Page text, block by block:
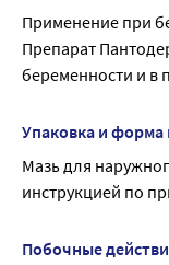
Применение при
Препарат
беременности и в
Упаковка и форма
Мазь для
инструкцией по
Побочные